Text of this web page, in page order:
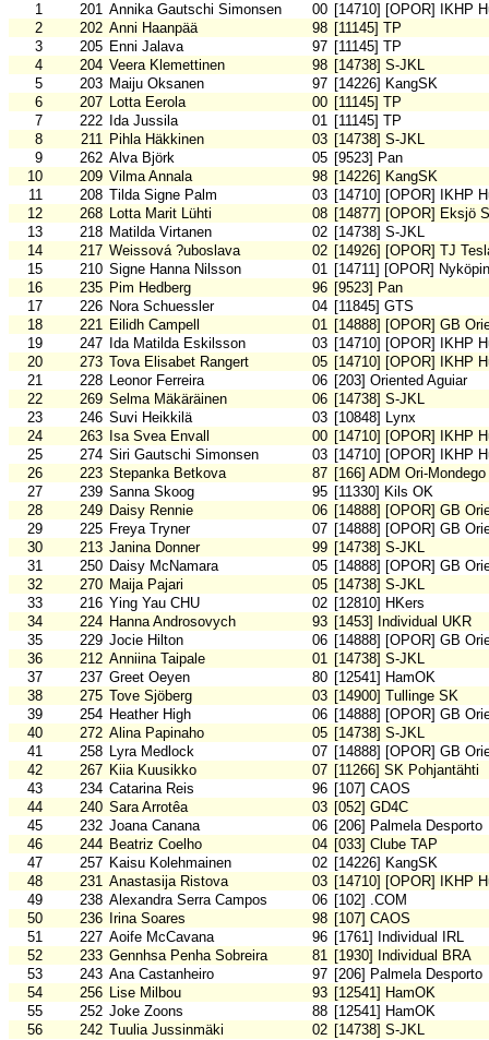
1
201 Annika Gautschi Simonsen 00 [14710] [OPOR] IKHP
2
202 Anni Haanpää 98 [11145] TP
3
205 Enni Jalava 97 [11145] TP
4
204 Veera Klemettinen 98 [14738] S-JKL
5
203 Maiju Oksanen 97 [14226] KangSK
6
207 Lotta Eerola 00 [11145] TP
7
222 Ida Jussila 01 [11145] TP
8
211 Pihla Häkkinen 03 [14738] S-JKL
9
262 Alva Björk 05 [9523] Pan
10
209 Vilma Annala 98 [14226] KangSK
11
208 Tilda Signe Palm 03 [14710] [OPOR] IKHP
12
268 Lotta Marit Lühti 08 [14877] [OPOR] Eksjö
13
218 Matilda Virtanen 02 [14738] S-JKL
14
217 Weissová ?uboslava 02 [14926] [OPOR] TJ
15
210 Signe Hanna Nilsson 01 [14711] [OPOR]
16
235 Pim Hedberg 96 [9523] Pan
17
226 Nora Schuessler 04 [11845] GTS
18
221 Eilidh Campell 01 [14888] [OPOR] GB
19
247 Ida Matilda Eskilsson 03 [14710] [OPOR] IKHP
20
273 Tova Elisabet Rangert 05 [14710] [OPOR] IKHP
21
228 Leonor Ferreira 06 [203] Oriented Aguiar
22
269 Selma Mäkäräinen 06 [14738] S-JKL
23
246 Suvi Heikkilä 03 [10848] Lynx
24
263 Isa Svea Envall 00 [14710] [OPOR] IKHP
25
274 Siri Gautschi Simonsen 03 [14710] [OPOR] IKHP
26
223 Stepanka Betkova 87 [166] ADM Ori-Mondego
27
239 Sanna Skoog 95 [11330] Kils OK
28
249 Daisy Rennie 06 [14888] [OPOR] GB
29
225 Freya Tryner 07 [14888] [OPOR] GB
30
213 Janina Donner 99 [14738] S-JKL
31
250 Daisy McNamara 05 [14888] [OPOR] GB
32
270 Maija Pajari 05 [14738] S-JKL
33
216 Ying Yau CHU 02 [12810] HKers
34
224 Hanna Androsovych 93 [1453] Individual UKR
35
229 Jocie Hilton 06 [14888] [OPOR] GB
36
212 Anniina Taipale 01 [14738] S-JKL
37
237 Greet Oeyen 80 [12541] HamOK
38
275 Tove Sjöberg 03 [14900] Tullinge SK
39
254 Heather High 06 [14888] [OPOR] GB
40
272 Alina Papinaho 05 [14738] S-JKL
41
258 Lyra Medlock 07 [14888] [OPOR] GB
42
267 Kiia Kuusikko 07 [11266] SK Pohjantähti
43
234 Catarina Reis 96 [107] CAOS
44
240 Sara Arrotêa 03 [052] GD4C
45
232 Joana Canana 06 [206] Palmela Desporto
46
244 Beatriz Coelho 04 [033] Clube TAP
47
257 Kaisu Kolehmainen 02 [14226] KangSK
48
231 Anastasija Ristova 03 [14710] [OPOR] IKHP
49
238 Alexandra Serra Campos 06 [102] .COM
50
236 Irina Soares 98 [107] CAOS
51
227 Aoife McCavana 96 [1761] Individual IRL
52
233 Gennhsa Penha Sobreira 81 [1930] Individual BRA
53
243 Ana Castanheiro 97 [206] Palmela Desporto
54
256 Lise Milbou 93 [12541] HamOK
55
252 Joke Zoons 88 [12541] HamOK
56
242 Tuulia Jussinmäki 02 [14738] S-JKL